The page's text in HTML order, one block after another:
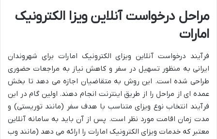
مراحل درخواست آنلاین ویزا الکترونیک
امارات
فرآیند درخواست آنلاین ویزای الکترونیک امارات برای شهروندان
ایرانی به منظور تسهیل در سفر و کاهش نیاز به مراجعات حضوری
طراحی شده است. این روش به متقاضیان اجازه می دهد تا بخش
عمده ای از مراحل را از طریق اینترنت انجام دهند. اولین گام در این
فرآیند انتخاب نوع ویزای متناسب با هدف سفر (مانند توریستی) و
مدت زمان اقامت مورد نظر است. پس از آن باید به سامانه آنلاین
معتبر که خدمات ویزای الکترونیک امارات را ارائه می دهد (مانند وب